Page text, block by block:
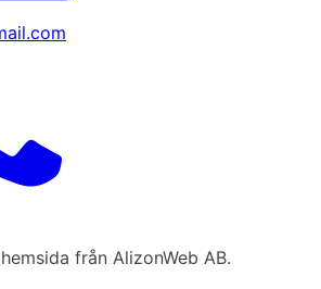
från AlizonWeb AB.